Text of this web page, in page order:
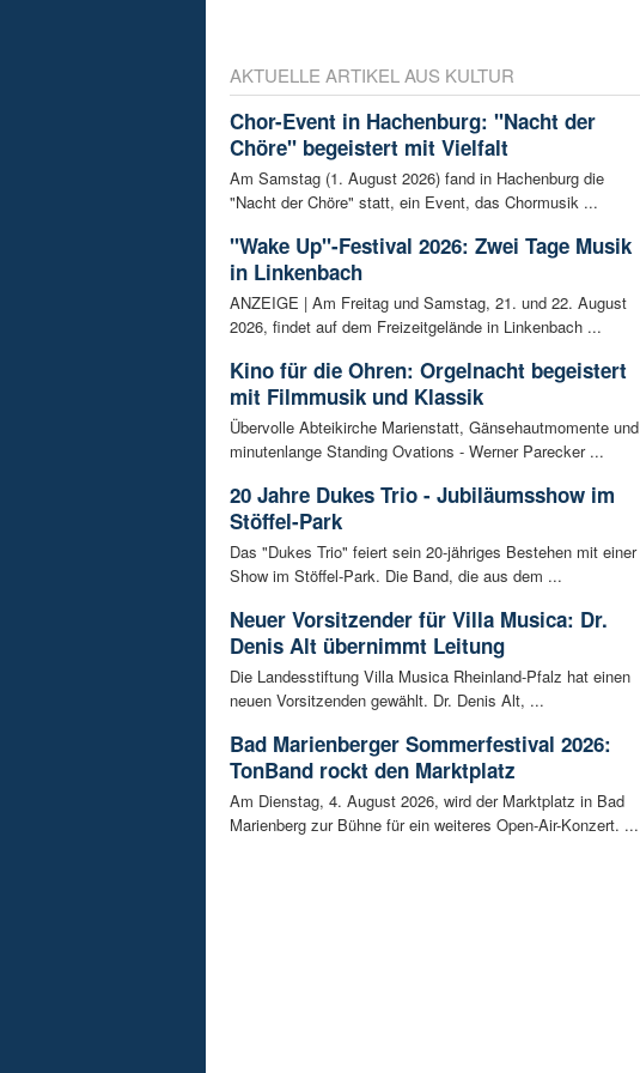
AKTUELLE ARTIKEL AUS KULTUR
Chor-Event in Hachenburg: "Nacht der
Chöre" begeistert mit Vielfalt
Am Samstag (1. August 2026) fand in Hachenburg die
"Nacht der Chöre" statt, ein Event, das Chormusik ...
"Wake Up"-Festival 2026: Zwei Tage Musik
in Linkenbach
ANZEIGE | Am Freitag und Samstag, 21. und 22. August
2026, findet auf dem Freizeitgelände in Linkenbach ...
Kino für die Ohren: Orgelnacht begeistert
mit Filmmusik und Klassik
Übervolle Abteikirche Marienstatt, Gänsehautmomente und
minutenlange Standing Ovations - Werner Parecker ...
20 Jahre Dukes Trio - Jubiläumsshow im
Stöffel-Park
Das "Dukes Trio" feiert sein 20-jähriges Bestehen mit einer
Show im Stöffel-Park. Die Band, die aus dem ...
Neuer Vorsitzender für Villa Musica: Dr.
Denis Alt übernimmt Leitung
Die Landesstiftung Villa Musica Rheinland-Pfalz hat einen
neuen Vorsitzenden gewählt. Dr. Denis Alt, ...
Bad Marienberger Sommerfestival 2026:
TonBand rockt den Marktplatz
Am Dienstag, 4. August 2026, wird der Marktplatz in Bad
Marienberg zur Bühne für ein weiteres Open-Air-Konzert. ...